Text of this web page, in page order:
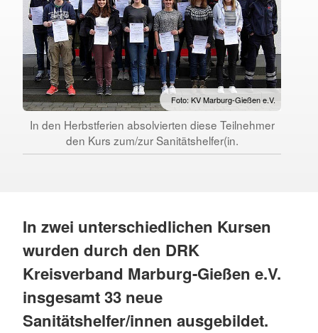
Foto: KV Marburg-Gießen e.V.
In den Herbstferien absolvierten diese Teilnehmer
den Kurs zum/zur Sanitätshelfer(in.
In zwei unterschiedlichen Kursen
wurden durch den DRK
Kreisverband Marburg-Gießen e.V.
insgesamt 33 neue
Sanitätshelfer/innen ausgebildet.